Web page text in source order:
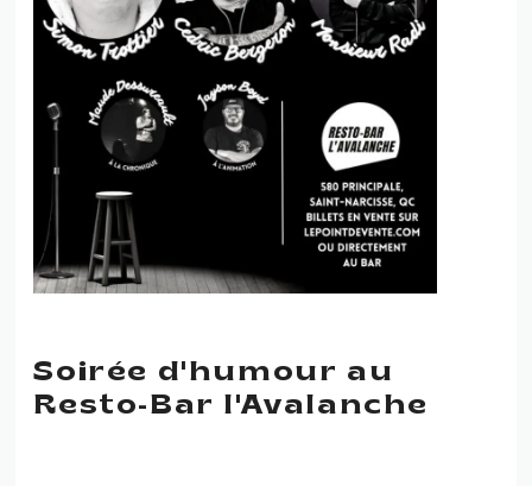
Soirée d'humour au
Resto-Bar l'Avalanche